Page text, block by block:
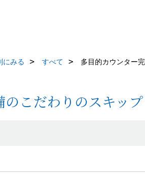
にみる すべて 多目的カウンター
こだわりのスキッ